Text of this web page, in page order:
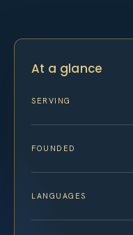
At a glance
SERVING
FOUNDED
LANGUAGES